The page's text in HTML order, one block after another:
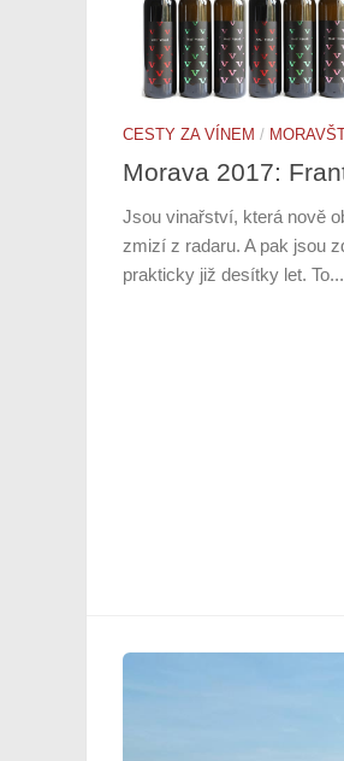
CESTY ZA VÍNEM /
Morava 2017:
Jsou vinařství, která nově
zmizí z radaru. A pak jsou
prakticky již desítky let. To...